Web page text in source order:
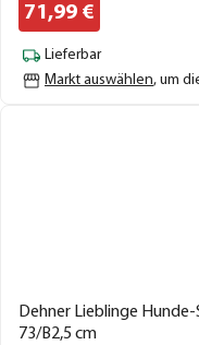
71,99 €
Lieferbar
Markt auswählen, um
Dehner Lieblinge
73/B2,5 cm